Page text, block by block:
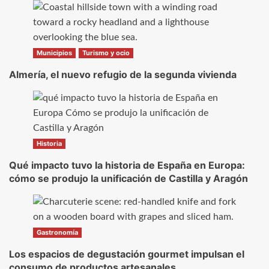
Municipios Turismo y ocio
Almería, el nuevo refugio de la segunda vivienda
Historia
Qué impacto tuvo la historia de España en Europa:
cómo se produjo la unificación de Castilla y Aragón
Gastronomía
Los espacios de degustación gourmet impulsan el